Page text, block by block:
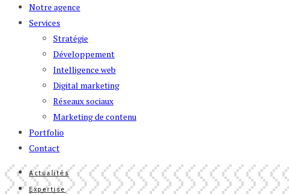
Notre agence
Services
Stratégie
Développement
Intelligence web
Digital marketing
Réseaux sociaux
Marketing de contenu
Portfolio
Contact
Actualités
Expertise